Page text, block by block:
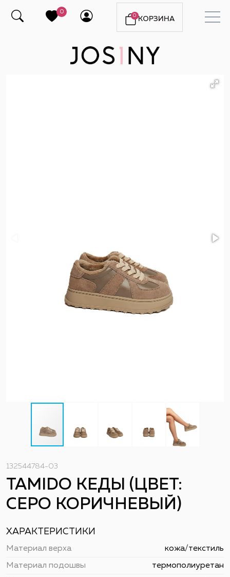
0
0 КОРЗИНА
132544784-03
TAMIDO КЕДЫ (ЦВЕТ:
СЕРО КОРИЧНЕВЫЙ)
ХАРАКТЕРИСТИКИ
Материал верха кожа/текстиль
Материал подошвы термополиуретан